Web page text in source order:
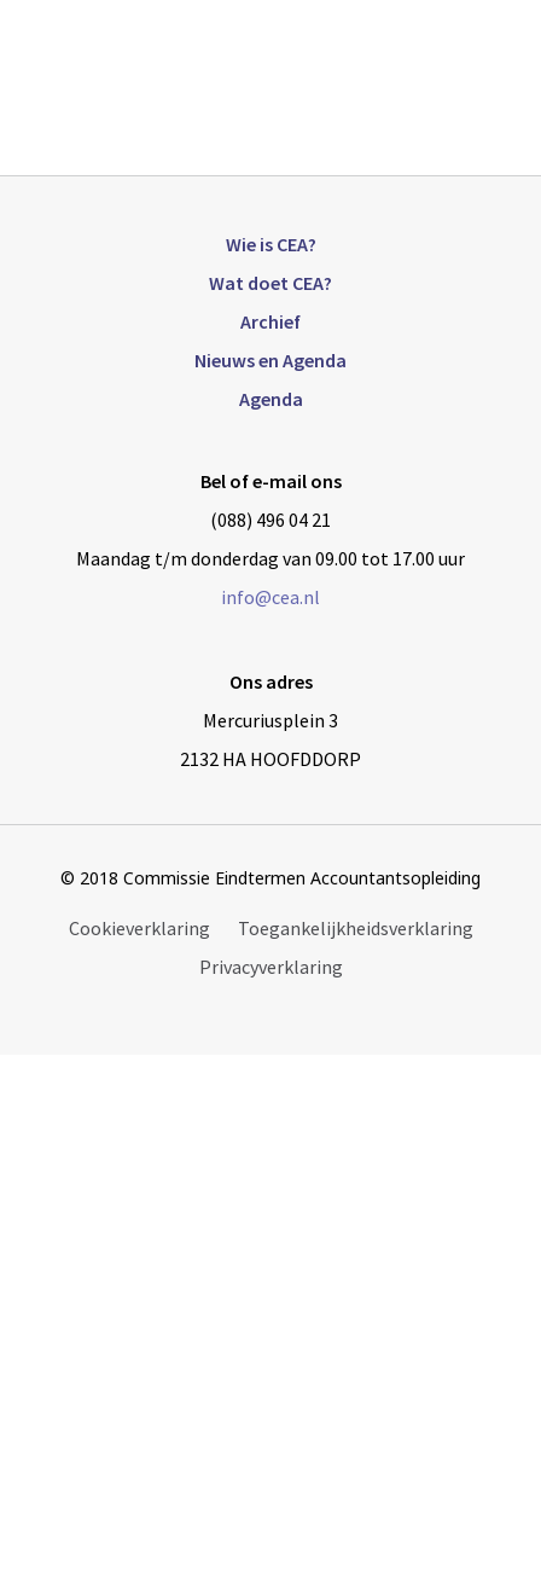
Wie is CEA?
Wat doet CEA?
Archief
Nieuws en Agenda
Agenda
Bel of e-mail ons
(088) 496 04 21
Maandag t/m donderdag van 09.00 tot 17.00 uur
info@cea.nl
Ons adres
Mercuriusplein 3
2132 HA HOOFDDORP
© 2018 Commissie Eindtermen Accountantsopleiding
Cookieverklaring
Toegankelijkheidsverklaring
Privacyverklaring